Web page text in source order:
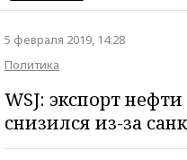
5 февраля 2019, 14:28
Политика
WSJ: экспорт
снизился из-за